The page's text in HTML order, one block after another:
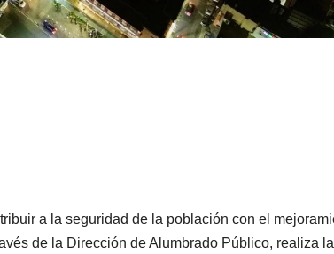
a la seguridad de la población con el
de la Dirección de Alumbrado Público, realiza la